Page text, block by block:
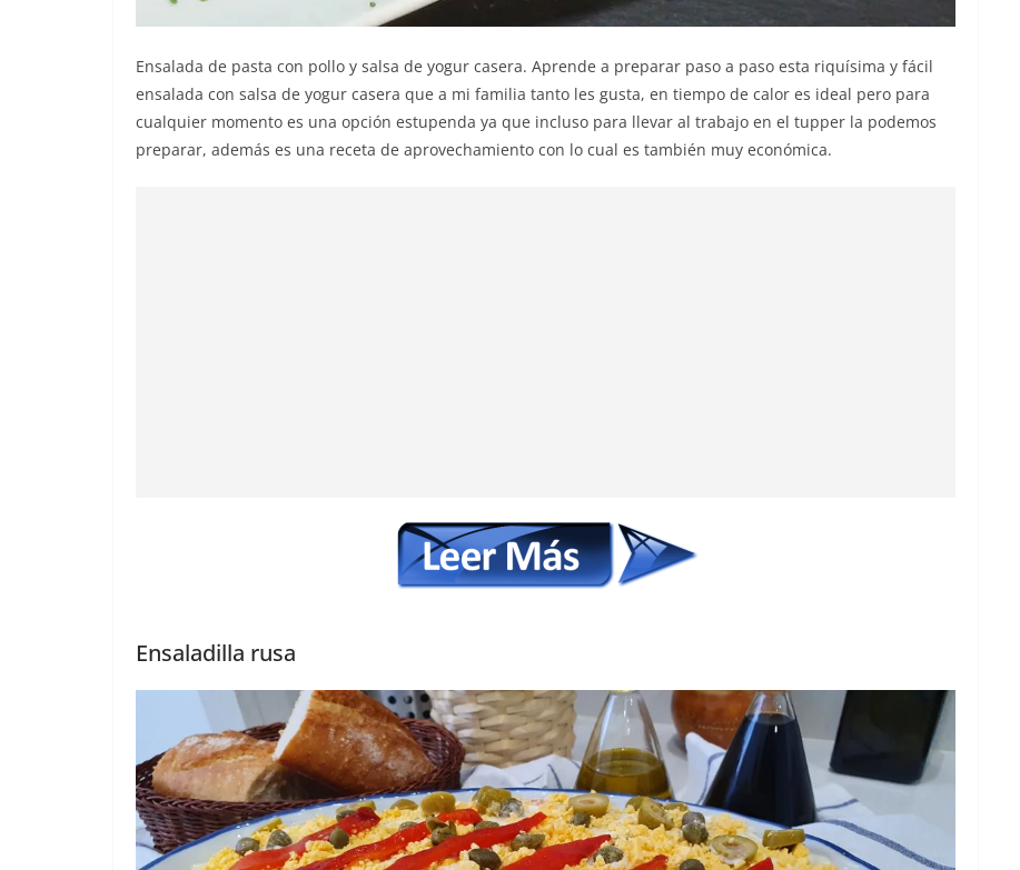
Ensalada de pasta con pollo y salsa de yogur casera. Aprende a preparar paso a paso esta riquísima y fácil
ensalada con salsa de yogur casera que a mi familia tanto les gusta, en tiempo de calor es ideal pero para
cualquier momento es una opción estupenda ya que incluso para llevar al trabajo en el tupper la podemos
preparar, además es una receta de aprovechamiento con lo cual es también muy económica.
Ensaladilla rusa